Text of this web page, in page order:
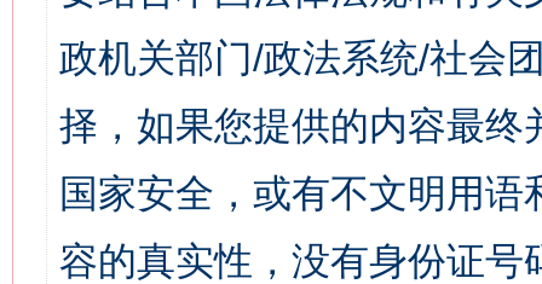
政机关部门/政法系统/社会
择，如果您提供的内容最
国家安全，或有不文明用
容的真实性，没有身份证